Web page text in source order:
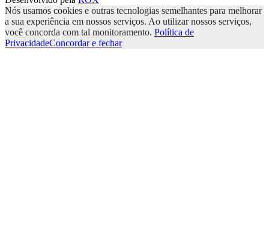
Nós usamos cookies e outras tecnologias semelhantes para melhorar
a sua experiência em nossos serviços. Ao utilizar nossos serviços,
você concorda com tal monitoramento. Política de
PrivacidadeConcordar e fechar